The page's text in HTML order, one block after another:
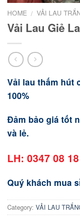
HOME / VẢI LAU
Vải Lau Giẻ
Vải lau thấm hút
100%
Đảm bảo giá tốt
và lẻ.
LH: 0347 08
Quý khách mua
Category: VẢI LAU